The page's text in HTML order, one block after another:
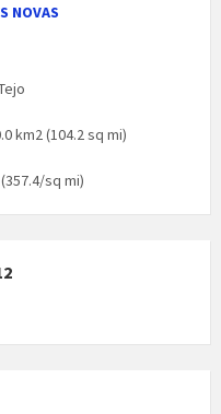
NOVAS
km2 (104.2 sq mi)
sq mi)